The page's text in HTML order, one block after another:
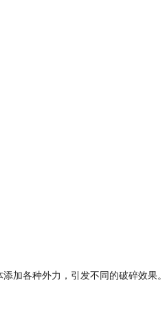
加各种外力，引发不同的破碎效果。